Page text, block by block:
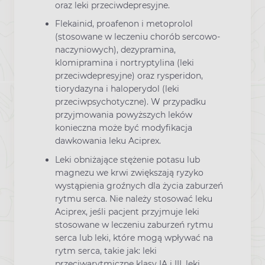
oraz leki przeciwdepresyjne.
Flekainid, proafenon i metoprolol
(stosowane w leczeniu chorób sercowo-
naczyniowych), dezypramina,
klomipramina i nortryptylina (leki
przeciwdepresyjne) oraz rysperidon,
tiorydazyna i haloperydol (leki
przeciwpsychotyczne). W przypadku
przyjmowania powyższych leków
konieczna może być modyfikacja
dawkowania leku Aciprex.
Leki obniżające stężenie potasu lub
magnezu we krwi zwiększają ryzyko
wystąpienia groźnych dla życia zaburzeń
rytmu serca. Nie należy stosować leku
Aciprex, jeśli pacjent przyjmuje leki
stosowane w leczeniu zaburzeń rytmu
serca lub leki, które mogą wpływać na
rytm serca, takie jak: leki